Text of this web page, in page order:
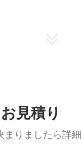
見積り
まりましたら詳